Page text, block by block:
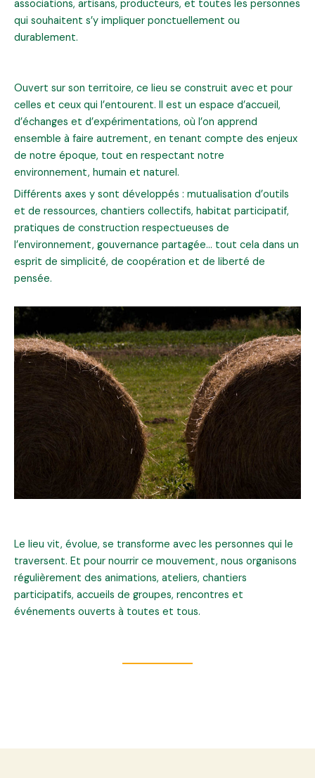
associations, artisans, producteurs, et toutes les personnes
qui souhaitent s’y impliquer ponctuellement ou
durablement.
Ouvert sur son territoire, ce lieu se construit avec et pour
celles et ceux qui l’entourent. Il est un espace d’accueil,
d’échanges et d’expérimentations, où l’on apprend
ensemble à faire autrement, en tenant compte des enjeux
de notre époque, tout en respectant notre
environnement, humain et naturel.
Différents axes y sont développés : mutualisation d’outils
et de ressources, chantiers collectifs, habitat participatif,
pratiques de construction respectueuses de
l’environnement, gouvernance partagée… tout cela dans un
esprit de simplicité, de coopération et de liberté de
pensée.
Le lieu vit, évolue, se transforme avec les personnes qui le
traversent. Et pour nourrir ce mouvement, nous organisons
régulièrement des animations, ateliers, chantiers
participatifs, accueils de groupes, rencontres et
événements ouverts à toutes et tous.